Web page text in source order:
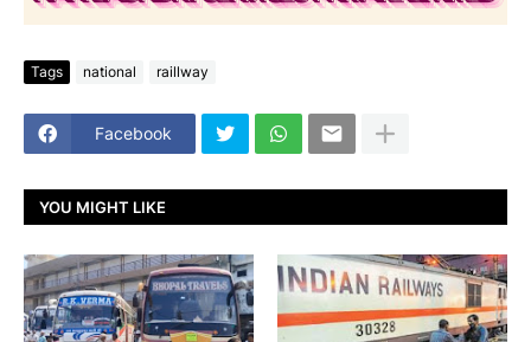
Tags national raillway
Facebook
YOU MIGHT LIKE